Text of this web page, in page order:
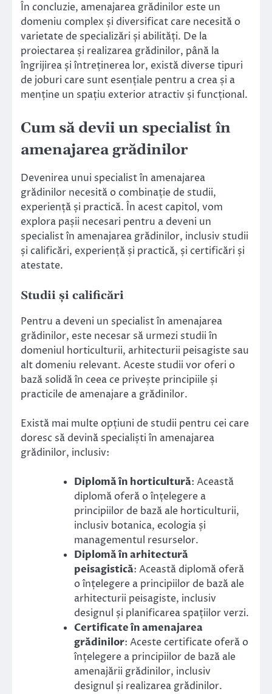
În concluzie, amenajarea grădinilor este un
domeniu complex și diversificat care necesită o
varietate de specializări și abilități. De la
proiectarea și realizarea grădinilor, până la
îngrijirea și întreținerea lor, există diverse tipuri
de joburi care sunt esențiale pentru a crea și a
menține un spațiu exterior atractiv și funcțional.
Cum să devii un specialist în
amenajarea grădinilor
Devenirea unui specialist în amenajarea
grădinilor necesită o combinație de studii,
experiență și practică. În acest capitol, vom
explora pașii necesari pentru a deveni un
specialist în amenajarea grădinilor, inclusiv studii
și calificări, experiență și practică, și certificări și
atestate.
Studii și calificări
Pentru a deveni un specialist în amenajarea
grădinilor, este necesar să urmezi studii în
domeniul horticulturii, arhitecturii peisagiste sau
alt domeniu relevant. Aceste studii vor oferi o
bază solidă în ceea ce privește principiile și
practicile de amenajare a grădinilor.
Există mai multe opțiuni de studii pentru cei care
doresc să devină specialiști în amenajarea
grădinilor, inclusiv:
Diplomă în horticultură: Această
diplomă oferă o înțelegere a
principiilor de bază ale horticulturii,
inclusiv botanica, ecologia și
managementul resurselor.
Diplomă în arhitectură
peisagistică: Această diplomă oferă
o înțelegere a principiilor de bază ale
arhitecturii peisagiste, inclusiv
designul și planificarea spațiilor verzi.
Certificate în amenajarea
grădinilor: Aceste certificate oferă o
înțelegere a principiilor de bază ale
amenajării grădinilor, inclusiv
designul și realizarea grădinilor.